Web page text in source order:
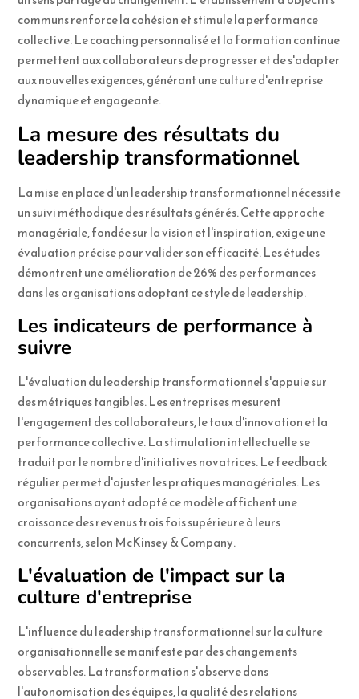
communs renforce la cohésion et stimule la performance
collective. Le coaching personnalisé et la formation continue
permettent aux collaborateurs de progresser et de s'adapter
aux nouvelles exigences, générant une culture d'entreprise
dynamique et engageante.
La mesure des résultats du
leadership transformationnel
La mise en place d'un leadership transformationnel nécessite
un suivi méthodique des résultats générés. Cette approche
managériale, fondée sur la vision et l'inspiration, exige une
évaluation précise pour valider son efficacité. Les études
démontrent une amélioration de 26% des performances
dans les organisations adoptant ce style de leadership.
Les indicateurs de performance à
suivre
L'évaluation du leadership transformationnel s'appuie sur
des métriques tangibles. Les entreprises mesurent
l'engagement des collaborateurs, le taux d'innovation et la
performance collective. La stimulation intellectuelle se
traduit par le nombre d'initiatives novatrices. Le feedback
régulier permet d'ajuster les pratiques managériales. Les
organisations ayant adopté ce modèle affichent une
croissance des revenus trois fois supérieure à leurs
concurrents, selon McKinsey & Company.
L'évaluation de l'impact sur la
culture d'entreprise
L'influence du leadership transformationnel sur la culture
organisationnelle se manifeste par des changements
observables. La transformation s'observe dans
l'autonomisation des équipes, la qualité des relations